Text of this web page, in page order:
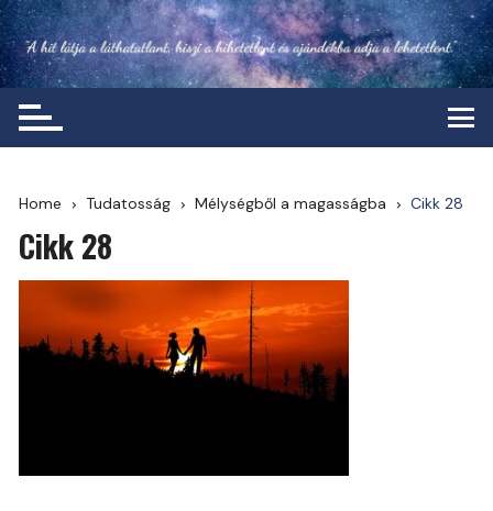
Skip
to
content
Home Tudatosság Mélységből a magasságba Cikk 28
Cikk 28